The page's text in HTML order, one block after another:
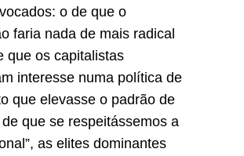
o de que o
faria nada de mais radical
que os capitalistas
interesse numa política de
que elevasse o padrão de
que se respeitássemos a
as elites dominantes